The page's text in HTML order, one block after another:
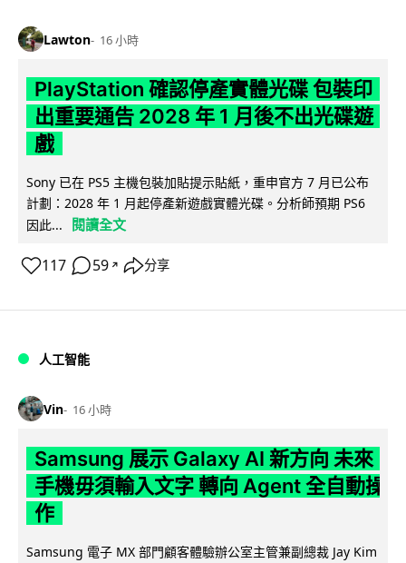
Lawton 16 小時
PlayStation 確認停產實體光碟 包裝印
出重要通告 2028 年 1 月後不出光碟遊
戲
Sony 已在 PS5 主機包裝加貼提示貼紙，重申官方 7 月已公布
計劃：2028 年 1 月起停產新遊戲實體光碟。分析師預期 PS6
因此...
閱讀全文
117 59 ↗ 分享
人工智能
Vin 16 小時
Samsung 展示 Galaxy AI 新方向 未來
手機毋須輸入文字 轉向 Agent 全自動操
作
Samsung 電子 MX 部門顧客體驗辦公室主管兼副總裁 Jay Kim